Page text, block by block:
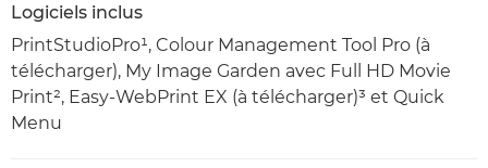
Logiciels inclus
PrintStudioPro¹, Colour Management Tool Pro (à
télécharger), My Image Garden avec Full HD Movie
Print², Easy-WebPrint EX (à télécharger)³ et Quick
Menu